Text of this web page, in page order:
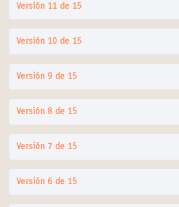
Versión 11 de 15
Versión 10 de 15
Versión 9 de 15
Versión 8 de 15
Versión 7 de 15
Versión 6 de 15